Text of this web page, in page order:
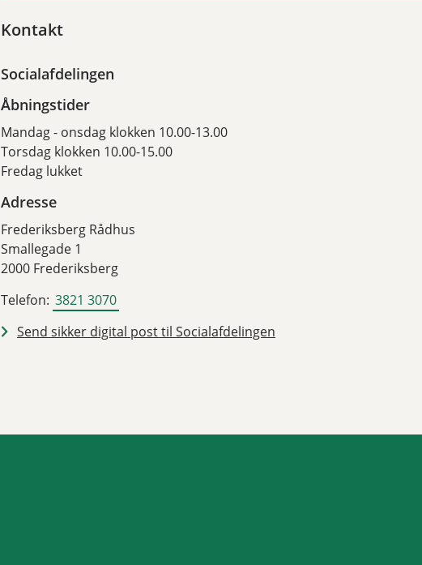
Kontakt
Socialafdelingen
Åbningstider
Mandag - onsdag klokken 10.00-13.00
Torsdag klokken 10.00-15.00
Fredag lukket
Adresse
Frederiksberg Rådhus
Smallegade 1
2000 Frederiksberg
Telefon: 3821 3070
Send sikker digital post til Socialafdelingen